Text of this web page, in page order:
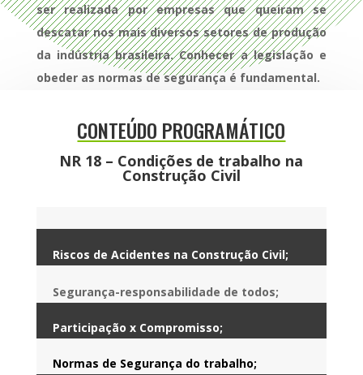
ser realizada por empresas que queiram se
descatar nos mais diversos setores de produção
da indústria brasileira. Conhecer a legislação e
obeder as normas de segurança é fundamental.
CONTEÚDO PROGRAMÁTICO
NR 18 – Condições de trabalho na
Construção Civil
Riscos de Acidentes na Construção Civil;
Segurança-responsabilidade de todos;
Participação x Compromisso;
Normas de Segurança do trabalho;